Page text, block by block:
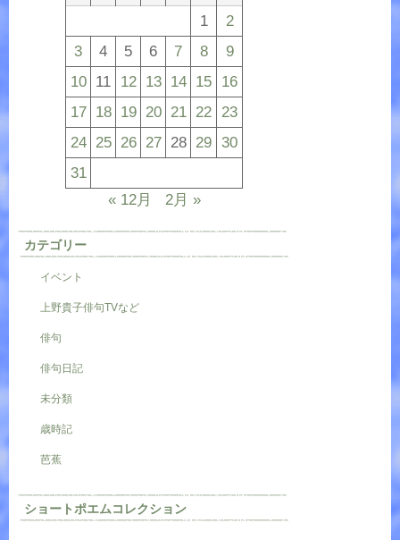
1
2
3
4 5 6 7 8
9
10 11 12 13 14 15 16
17 18 19 20 21 22 23
24 25 26 27 28 29 30
31
« 12月
2月 »
カテゴリー
イベント
上野貴子俳句TVなど
俳句
俳句日記
未分類
歳時記
芭蕉
ショートポエムコレクション